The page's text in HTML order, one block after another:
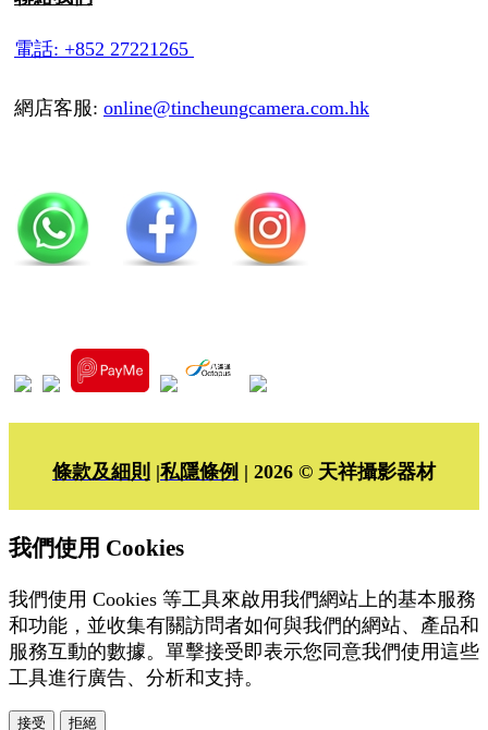
電話: +852 27221265
網店客服: online@tincheungcamera.com.hk
條款及細則 |私隱條例 | 2026 © 天祥攝影器材
我們使用 Cookies
我們使用 Cookies 等工具來啟用我們網站上的基本服務
和功能，並收集有關訪問者如何與我們的網站、產品和
服務互動的數據。單擊接受即表示您同意我們使用這些
工具進行廣告、分析和支持。
接受 拒絕